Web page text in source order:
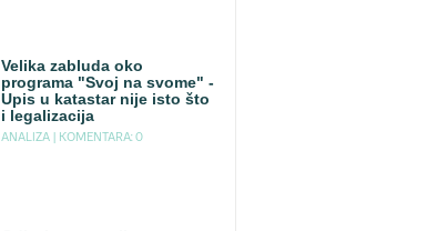
Velika zabluda oko
programa "Svoj na svome" -
Upis u katastar nije isto što
i legalizacija
ANALIZA | KOMENTARA: 0